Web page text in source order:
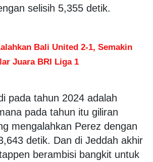
selisih 5,355 detik.
Bali United 2-1, Semakin
Juara BRI Liga 1
pada tahun 2024 adalah
pada tahun itu giliran
mengalahkan Perez dengan
detik. Dan di Jeddah akhir
berambisi bangkit untuk